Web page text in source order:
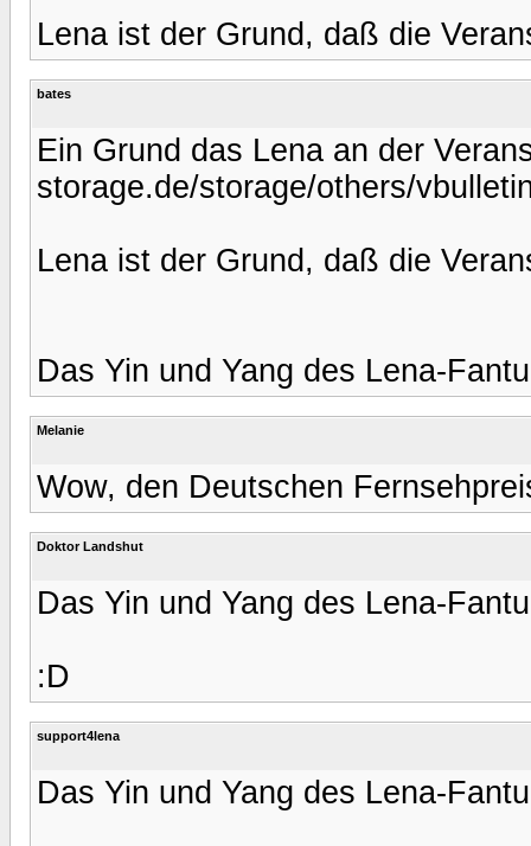
Lena ist der Grund, daß die
bates
Ein Grund das Lena an der
storage.de/storage/others/
Lena ist der Grund, daß die
Das Yin und Yang des Lena-
Melanie
Wow, den Deutschen
Doktor Landshut
Das Yin und Yang des Lena-
:D
support4lena
Das Yin und Yang des Lena-